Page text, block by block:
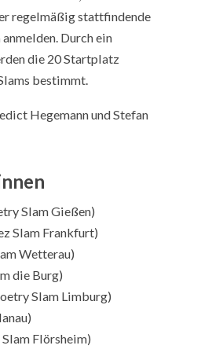
regelmäßig stattfindende
Durch ein
die 20 Startplatz
bestimmt.
Hegemann und Stefan
Slam Gießen)
Slam Frankfurt)
Wetterau)
die Burg)
Slam Limburg)
Flörsheim)